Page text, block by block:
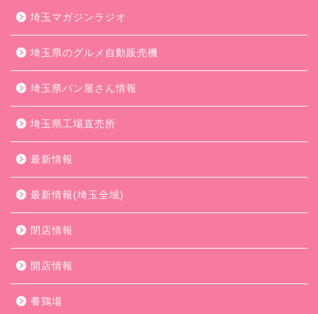
埼玉マガジンラジオ
埼玉県のグルメ自動販売機
埼玉県パン屋さん情報
埼玉県工場直売所
最新情報
最新情報(埼玉全域)
閉店情報
開店情報
養鶏場